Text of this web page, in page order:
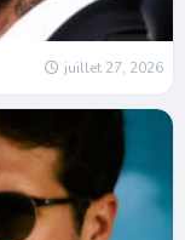
juillet 27, 2026